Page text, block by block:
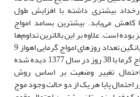
بیشتری داشته با افزایش طول
کاهش می‌یابد. بیشترین بسامد امواج
بوده است. علاوه بر این بالاترین تداوم‌ها
مربوط به فصل زمستان می‌باشد. میانگین تعداد روزهای امواج گرمایی اهواز 9
روز بوده بالاترین تعداد روزهای امواج گرما با 38 روز در سال 1377 دیده شده
تغییر وضعیت بر اساس روش
احتمال پایا هر یک از دو حالت وجود موج